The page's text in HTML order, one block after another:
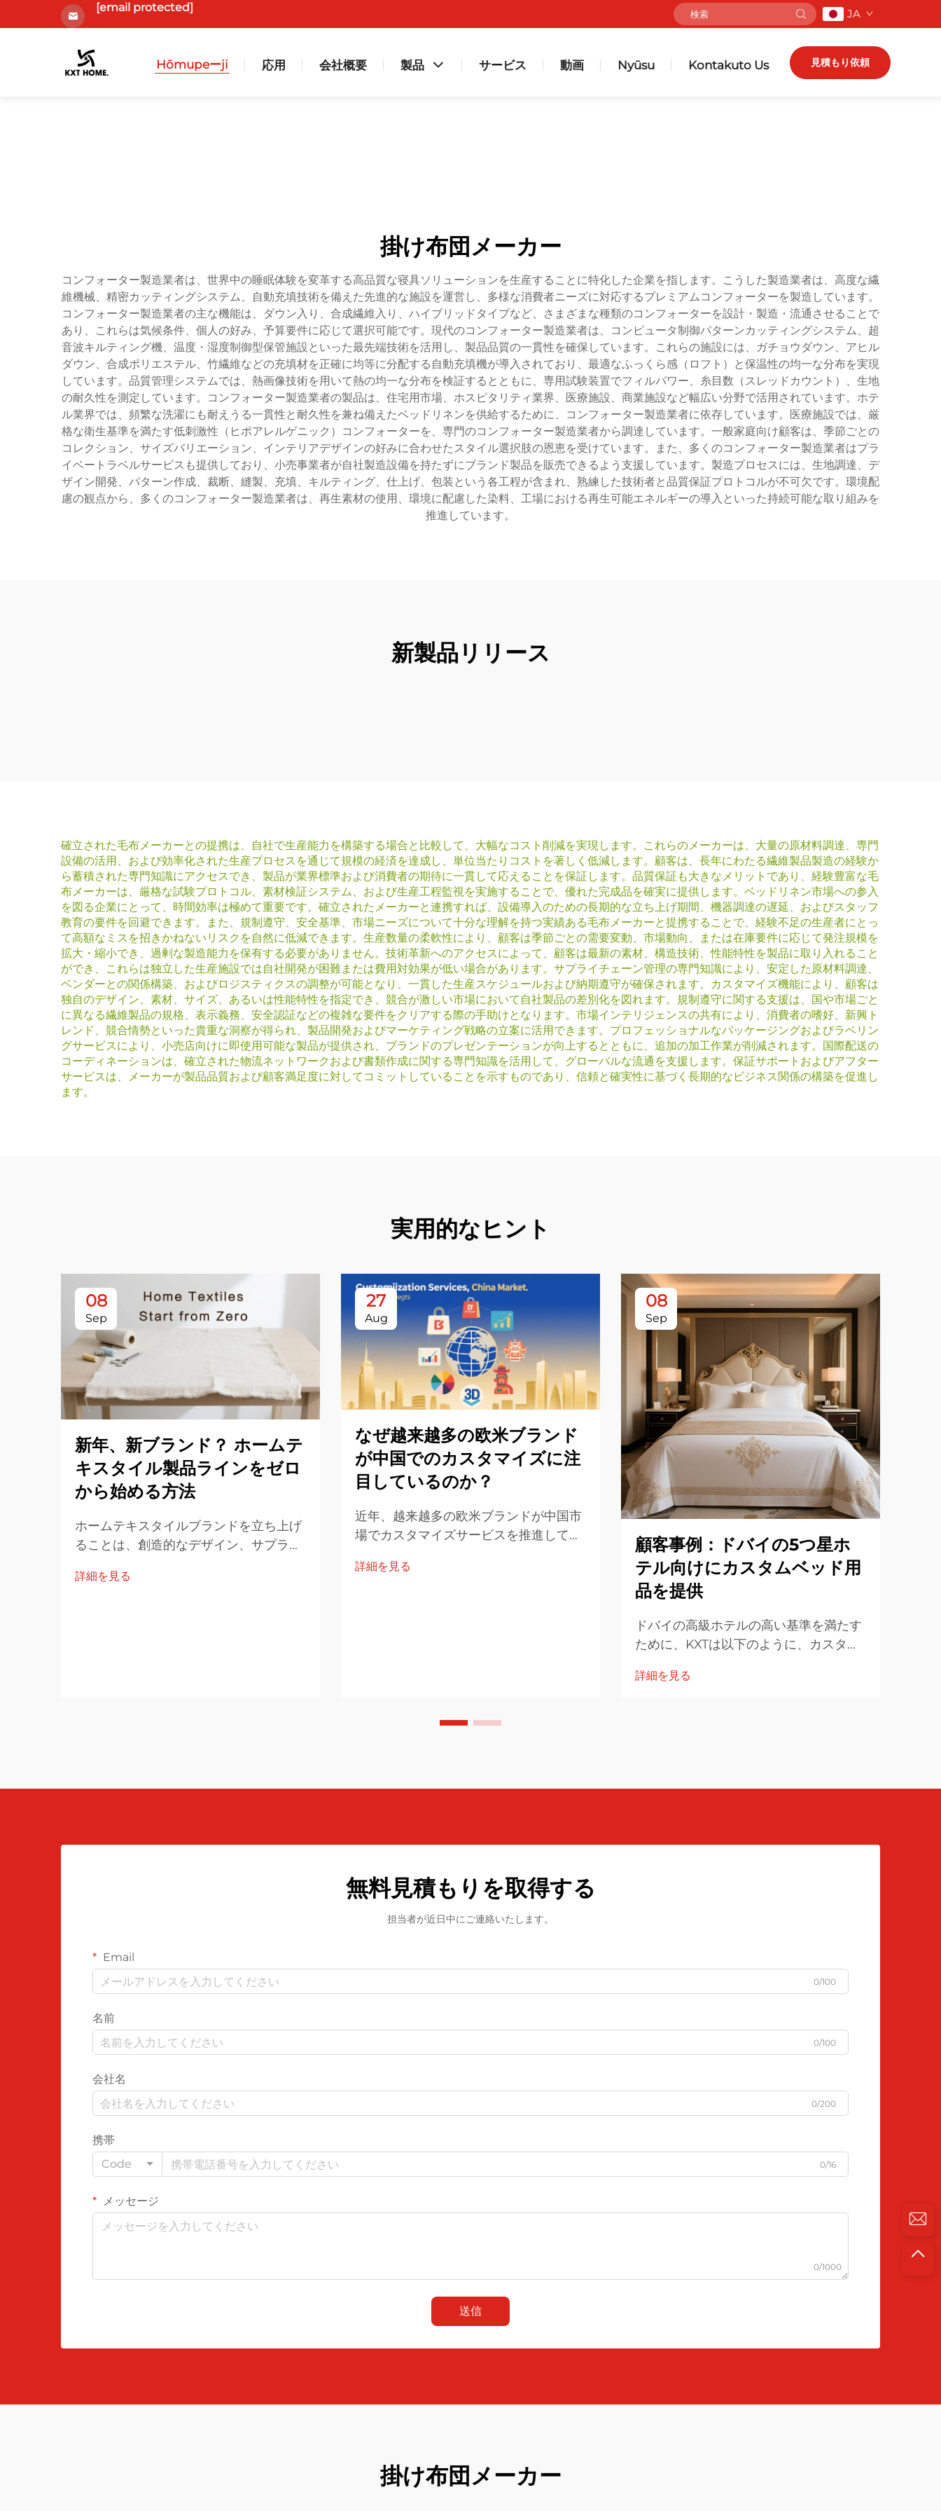
[email protected] JA
Hōmupeーji 応用 会社概要 製品 サービス 動画 Nyūsu Kontakuto Us 見積もり依頼
掛け布団メーカー
コンフォーター製造業者は、世界中の睡眠体験を変革する高品質な寝具ソリューションを生産することに特化した企業を指します。こうした製造業者は、高度な繊
維機械、精密カッティングシステム、自動充填技術を備えた先進的な施設を運営し、多様な消費者ニーズに対応するプレミアムコンフォーターを製造しています。
コンフォーター製造業者の主な機能は、ダウン入り、合成繊維入り、ハイブリッドタイプなど、さまざまな種類のコンフォーターを設計・製造・流通させることで
あり、これらは気候条件、個人の好み、予算要件に応じて選択可能です。現代のコンフォーター製造業者は、コンピュータ制御パターンカッティングシステム、超
音波キルティング機、温度・湿度制御型保管施設といった最先端技術を活用し、製品品質の一貫性を確保しています。これらの施設には、ガチョウダウン、アヒル
ダウン、合成ポリエステル、竹繊維などの充填材を正確に均等に分配する自動充填機が導入されており、最適なふっくら感（ロフト）と保温性の均一な分布を実現
しています。品質管理システムでは、熱画像技術を用いて熱の均一な分布を検証するとともに、専用試験装置でフィルパワー、糸目数（スレッドカウント）、生地
の耐久性を測定しています。コンフォーター製造業者の製品は、住宅用市場、ホスピタリティ業界、医療施設、商業施設など幅広い分野で活用されています。ホテ
ル業界では、頻繁な洗濯にも耐えうる一貫性と耐久性を兼ね備えたベッドリネンを供給するために、コンフォーター製造業者に依存しています。医療施設では、厳
格な衛生基準を満たす低刺激性（ヒポアレルゲニック）コンフォーターを、専門のコンフォーター製造業者から調達しています。一般家庭向け顧客は、季節ごとの
コレクション、サイズバリエーション、インテリアデザインの好みに合わせたスタイル選択肢の恩恵を受けています。また、多くのコンフォーター製造業者はプラ
イベートラベルサービスも提供しており、小売事業者が自社製造設備を持たずにブランド製品を販売できるよう支援しています。製造プロセスには、生地調達、デ
ザイン開発、パターン作成、裁断、縫製、充填、キルティング、仕上げ、包装という各工程が含まれ、熟練した技術者と品質保証プロトコルが不可欠です。環境配
慮の観点から、多くのコンフォーター製造業者は、再生素材の使用、環境に配慮した染料、工場における再生可能エネルギーの導入といった持続可能な取り組みを
推進しています。
新製品リリース
確立された毛布メーカーとの提携は、自社で生産能力を構築する場合と比較して、大幅なコスト削減を実現します。これらのメーカーは、大量の原材料調達、専門
設備の活用、および効率化された生産プロセスを通じて規模の経済を達成し、単位当たりコストを著しく低減します。顧客は、長年にわたる繊維製品製造の経験か
ら蓄積された専門知識にアクセスでき、製品が業界標準および消費者の期待に一貫して応えることを保証します。品質保証も大きなメリットであり、経験豊富な毛
布メーカーは、厳格な試験プロトコル、素材検証システム、および生産工程監視を実施することで、優れた完成品を確実に提供します。ベッドリネン市場への参入
を図る企業にとって、時間効率は極めて重要です。確立されたメーカーと連携すれば、設備導入のための長期的な立ち上げ期間、機器調達の遅延、およびスタッフ
教育の要件を回避できます。また、規制遵守、安全基準、市場ニーズについて十分な理解を持つ実績ある毛布メーカーと提携することで、経験不足の生産者にとっ
て高額なミスを招きかねないリスクを自然に低減できます。生産数量の柔軟性により、顧客は季節ごとの需要変動、市場動向、または在庫要件に応じて発注規模を
拡大・縮小でき、過剰な製造能力を保有する必要がありません。技術革新へのアクセスによって、顧客は最新の素材、構造技術、性能特性を製品に取り入れること
ができ、これらは独立した生産施設では自社開発が困難または費用対効果が低い場合があります。サプライチェーン管理の専門知識により、安定した原材料調達、
ベンダーとの関係構築、およびロジスティクスの調整が可能となり、一貫した生産スケジュールおよび納期遵守が確保されます。カスタマイズ機能により、顧客は
独自のデザイン、素材、サイズ、あるいは性能特性を指定でき、競合が激しい市場において自社製品の差別化を図れます。規制遵守に関する支援は、国や市場ごと
に異なる繊維製品の規格、表示義務、安全認証などの複雑な要件をクリアする際の手助けとなります。市場インテリジェンスの共有により、消費者の嗜好、新興ト
レンド、競合情勢といった貴重な洞察が得られ、製品開発およびマーケティング戦略の立案に活用できます。プロフェッショナルなパッケージングおよびラベリン
グサービスにより、小売店向けに即使用可能な製品が提供され、ブランドのプレゼンテーションが向上するとともに、追加の加工作業が削減されます。国際配送の
コーディネーションは、確立された物流ネットワークおよび書類作成に関する専門知識を活用して、グローバルな流通を支援します。保証サポートおよびアフター
サービスは、メーカーが製品品質および顧客満足度に対してコミットしていることを示すものであり、信頼と確実性に基づく長期的なビジネス関係の構築を促進し
ます。
実用的なヒント
08
Sep
新年、新ブランド？ ホームテ
キスタイル製品ラインをゼロ
から始める方法
ホームテキスタイルブランドを立ち上げ
ることは、創造的なデザイン、サプライ
統合を通じて行われる興味深い旅です。
詳細を見る
27
Aug
なぜ越来越多の欧米ブランド
が中国でのカスタマイズに注
目しているのか？
近年、越来越多の欧米ブランドが中国市
場でカスタマイズサービスを推進してお
に関連する要因が存在している。本記事
詳細を見る
08
Sep
顧客事例：ドバイの5つ星ホ
テル向けにカスタムベッド用
品を提供
ドバイの高級ホテルの高い基準を満たす
ために、KXTは以下のように、カスタム
び協力体制を設定しました。1. 目標と仕
詳細を見る
無料見積もりを取得する
担当者が近日中にご連絡いたします。
Email
0/100
名前
0/100
会社名
0/200
携帯
Code
0/16
メッセージ
0/1000
送信
掛け布団メーカー